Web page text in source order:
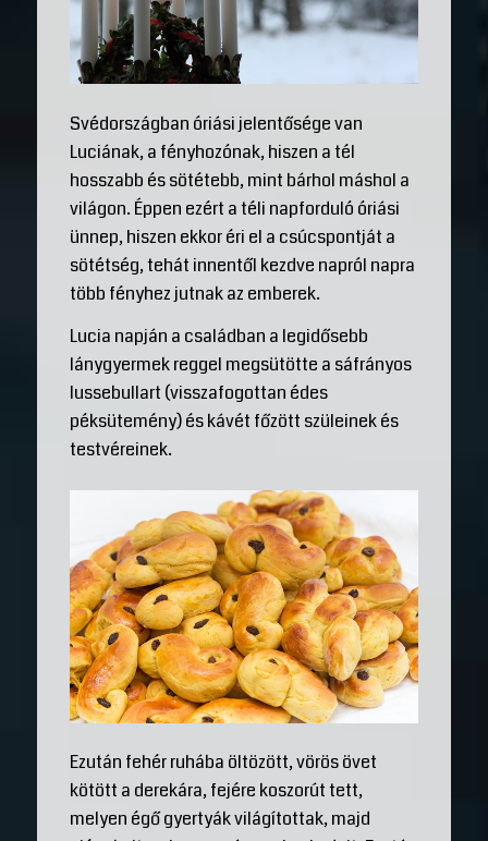
Svédországban óriási jelentősége van
Luciának, a fényhozónak, hiszen a tél
hosszabb és sötétebb, mint bárhol máshol a
világon. Éppen ezért a téli napforduló óriási
ünnep, hiszen ekkor éri el a csúcspontját a
sötétség, tehát innentől kezdve napról napra
több fényhez jutnak az emberek.
Lucia napján a családban a legidősebb
lánygyermek reggel megsütötte a sáfrányos
lussebullart (visszafogottan édes
péksütemény) és kávét főzött szüleinek és
testvéreinek.
Ezután fehér ruhába öltözött, vörös övet
kötött a derekára, fejére koszorút tett,
melyen égő gyertyák világítottak, majd